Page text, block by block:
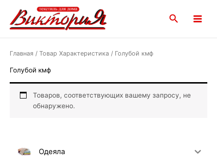
содержимому
Поиск
Menu
Одеяла
Главная / Товар Характеристика / Голубой кмф
Голубой кмф
Товаров, соответствующих вашему запросу, не
обнаружено.